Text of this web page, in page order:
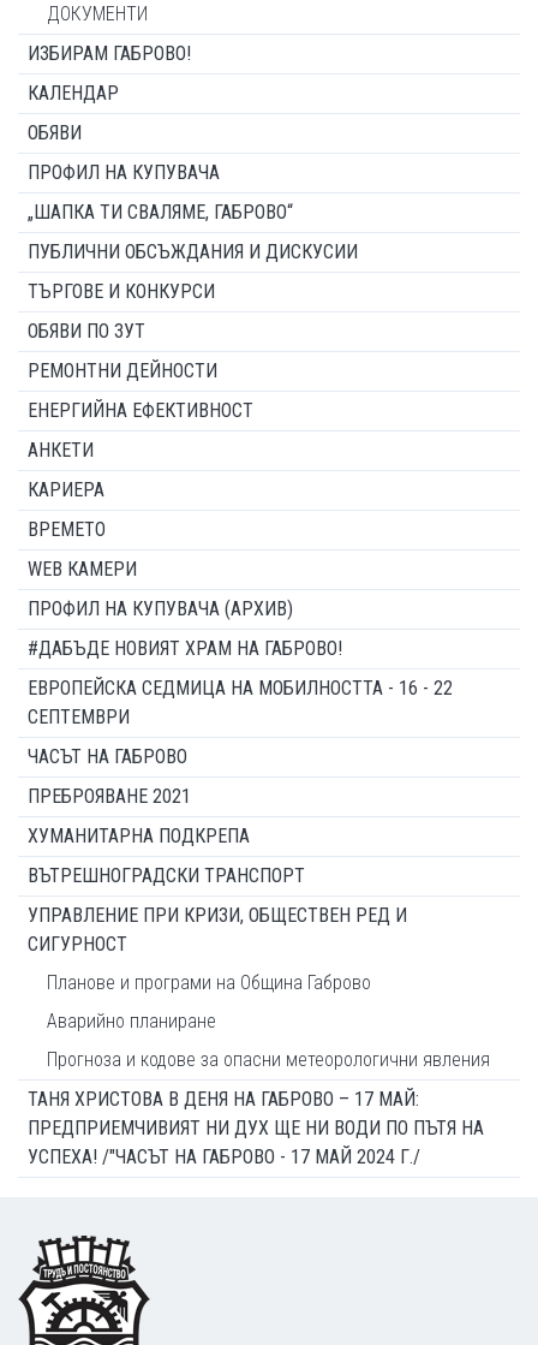
ДОКУМЕНТИ
ИЗБИРАМ ГАБРОВО!
КАЛЕНДАР
ОБЯВИ
ПРОФИЛ НА КУПУВАЧА
„ШАПКА ТИ СВАЛЯМЕ, ГАБРОВО“
ПУБЛИЧНИ ОБСЪЖДАНИЯ И ДИСКУСИИ
ТЪРГОВЕ И КОНКУРСИ
ОБЯВИ ПО ЗУТ
РЕМОНТНИ ДЕЙНОСТИ
ЕНЕРГИЙНА ЕФЕКТИВНОСТ
АНКЕТИ
КАРИЕРА
ВРЕМЕТО
WEB КАМЕРИ
ПРОФИЛ НА КУПУВАЧА (АРХИВ)
#ДАБЪДЕ НОВИЯТ ХРАМ НА ГАБРОВО!
ЕВРОПЕЙСКА СЕДМИЦА НА МОБИЛНОСТТА - 16 - 22
СЕПТЕМВРИ
ЧАСЪТ НА ГАБРОВО
ПРЕБРОЯВАНЕ 2021
ХУМАНИТАРНА ПОДКРЕПА
ВЪТРЕШНОГРАДСКИ ТРАНСПОРТ
УПРАВЛЕНИЕ ПРИ КРИЗИ, ОБЩЕСТВЕН РЕД И
СИГУРНОСТ
Планове и програми на Община Габрово
Аварийно планиране
Прогноза и кодове за опасни метеорологични явления
ТАНЯ ХРИСТОВА В ДЕНЯ НА ГАБРОВО – 17 МАЙ:
ПРЕДПРИЕМЧИВИЯТ НИ ДУХ ЩЕ НИ ВОДИ ПО ПЪТЯ НА
УСПЕХА! /"ЧАСЪТ НА ГАБРОВО - 17 МАЙ 2024 Г./
Footer